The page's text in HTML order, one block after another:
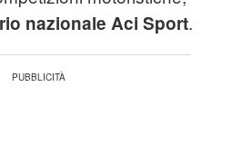
nazionale Aci Sport.